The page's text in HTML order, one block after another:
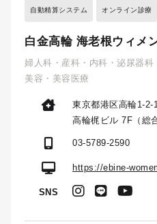
自動精算システム オンライン診療
白金高輪 海老根ウィメ
婦人科・産科・内科・泌尿器
美容・美容医療
東京都港区高輪1-2-
高輪梶ビル 7F（総
03-5789-2590
https://ebine-
SNS